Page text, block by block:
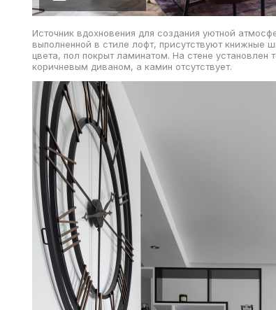
Источник вдохновения для создания уютной
выполненной в стиле лофт, присутствуют книжные
цвета, пол покрыт ламинатом. На стене установлен
коричневым диваном, а камин отсутствует.